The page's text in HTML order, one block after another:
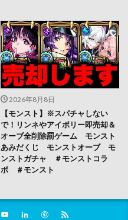
2026年8月8日
【モンスト】※スパチャしない
で！リンネやアイボリー即売却＆
オーブ全削除罰ゲーム モンスト
あみだくじ モンストオーブ モ
ンストガチャ ＃モンストコラ
ボ ＃モンスト